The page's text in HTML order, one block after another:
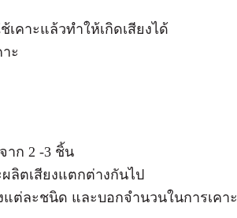
คาะแล้วทำให้เกิดเสียงได้
ะ
าก 2 -3 ชิ้น
ลิตเสียงแตกต่างกันไป
แต่ละชนิด และบอกจำนวนในการเคาะ